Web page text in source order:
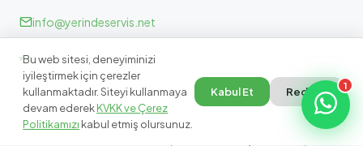
info@yerindeservis.net
Pazartesi - Cuma: 09:30 - 17:30
1
Bu web sitesi, deneyiminizi
iyileştirmek için çerezler
kullanmaktadır. Siteyi kullanmaya
devam ederekKVKK ve Çerez
Politikamızı kabul etmiş olursunuz.
Kabul Et Reddet